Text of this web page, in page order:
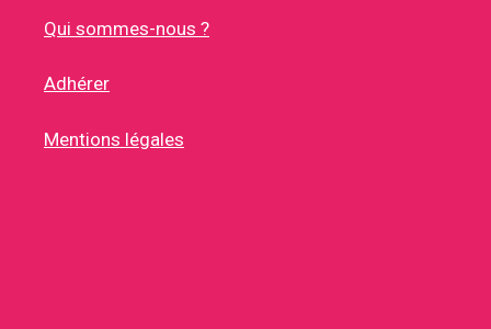
Qui sommes-nous ?
Adhérer
Mentions légales